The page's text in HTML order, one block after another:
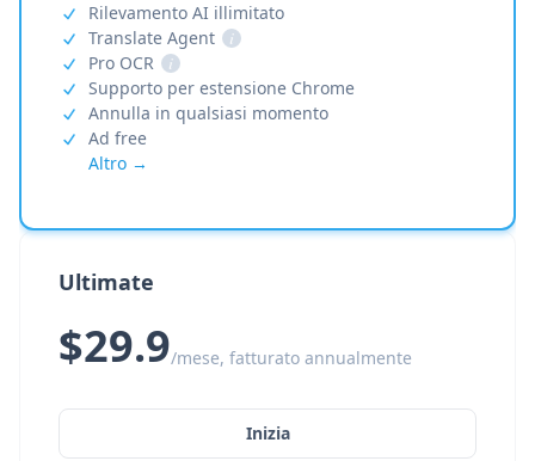
Rilevamento AI illimitato
Translate Agent
i
Pro OCR
i
Supporto per estensione Chrome
Annulla in qualsiasi momento
Ad free
Altro →
Ultimate
$29.9/mese, fatturato annualmente
Inizia